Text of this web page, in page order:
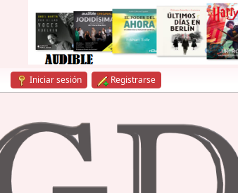
Iniciar sesión Registrarse